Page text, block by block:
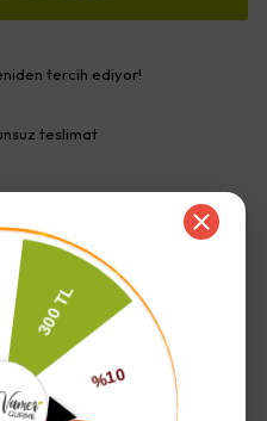
tercih ediyor!
teslimat